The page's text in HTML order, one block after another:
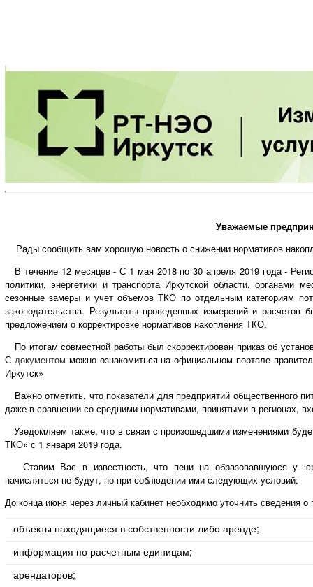
Уважаемые
Рады сообщить вам хорошую новость о снижении нормативов
В течение 12 месяцев - С 1 мая 2018 по 30 апреля 2019 года -
политики, энергетики и транспорта Иркутской области, органами
сезонные замеры и учет объемов ТКО по отдельным категориям
законодательства. Результаты проведенных измерений и
предложением о корректировке нормативов накопления ТКО.
По итогам совместной работы был скорректирован приказ об
С документом можно ознакомиться на официальном портале
Иркутск»
Важно отметить, что показатели для предприятий общественного
даже в сравнении со средними нормативами, принятыми в регионах,
Уведомляем также, что в связи с произошедшими изменениями
ТКО» с 1 января 2019 года.
Ставим Вас в известность, что пени на образовавшуюся у
начисляться не будут, но при соблюдении ими следующих условий:
До конца июня через личный кабинет необходимо уточнить сведения о
объекты находящиеся в собственности либо аренде;
информация по расчетным единицам;
арендаторов;